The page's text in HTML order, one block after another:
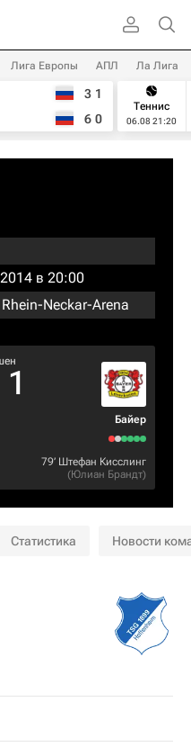
Лига Европы АПЛ Ла Лига
3 1
6 0
Теннис
06.08 21:20
в 20:00
Neckar-Arena
1
Байер
79‎’‎ Штефан Кисслинг
(Юлиан Брандт)
Статистика Новости